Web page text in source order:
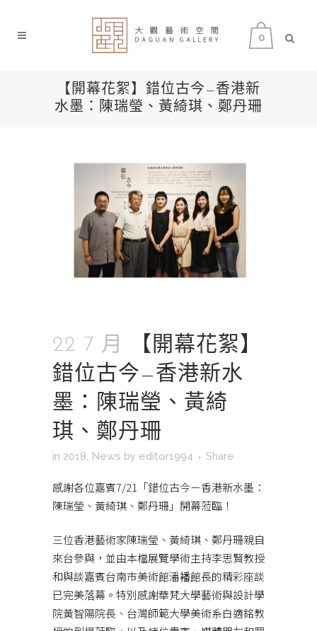
0
【開幕花絮】錯位古今—香港新
水墨：陳瑞瑩、黃綺琪、鄭丹珊
22 7 月
【開幕花絮】
錯位古今—香港新水
墨：陳瑞瑩、黃綺
琪、鄭丹珊
in 2018, News by editor1994 Share
感謝各位嘉賓7/21「錯位古今－香港新水墨：
陳瑞瑩、黃綺琪、鄭丹珊」開幕蒞臨！
三位香港藝術家陳瑞瑩、黃綺琪、鄭丹珊親自
來台參與，並由本檔展覽學術主持李思賢教授
和與談嘉賓台南市美術館潘襎館長的精彩座談
已完美落幕。特別感謝華梵大學藝術與設計學
院黃智陽院長、台灣師範大學美術系白適銘教